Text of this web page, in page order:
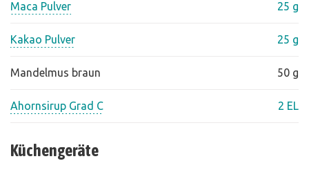
Maca Pulver 25 g
Kakao Pulver 25 g
Mandelmus braun 50 g
Ahornsirup Grad C 2 EL
Küchengeräte